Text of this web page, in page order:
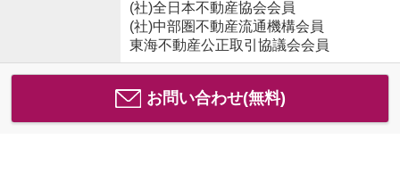
(社)全日本不動産協会会員
(社)中部圏不動産流通機構会員
東海不動産公正取引協議会会員
お問い合わせ(無料)